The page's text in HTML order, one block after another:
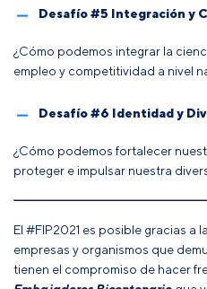
Desafío #5 Integración y
¿Cómo podemos integrar la
empleo y competitividad a nivel
Desafío #6 Identidad y
¿Cómo podemos fortalecer
proteger e impulsar nuestra
El #FIP2021 es posible gracias a
empresas y organismos que
tienen el compromiso de hacer